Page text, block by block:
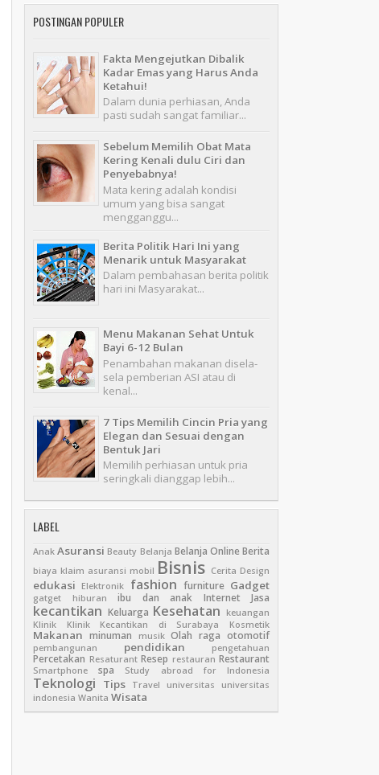
POSTINGAN POPULER
Fakta Mengejutkan Dibalik
Kadar Emas yang Harus Anda
Ketahui!
Dalam dunia perhiasan, Anda
pasti sudah sangat familiar...
Sebelum Memilih Obat Mata
Kering Kenali dulu Ciri dan
Penyebabnya!
Mata kering adalah kondisi
umum yang bisa sangat
mengganggu...
Berita Politik Hari Ini yang
Menarik untuk Masyarakat
Dalam pembahasan berita politik
hari ini Masyarakat...
Menu Makanan Sehat Untuk
Bayi 6-12 Bulan
Penambahan makanan disela-
sela pemberian ASI atau di
kenal...
7 Tips Memilih Cincin Pria yang
Elegan dan Sesuai dengan
Bentuk Jari
Memilih perhiasan untuk pria
seringkali dianggap lebih...
LABEL
Anak Asuransi Beauty Belanja Belanja Online Berita
biaya klaim asuransi mobil Bisnis Cerita Design
edukasi Elektronik fashion furniture Gadget
gatget hiburan ibu dan anak Internet Jasa
kecantikan Keluarga Kesehatan
keuangan
Klinik
Klinik Kecantikan di Surabaya Kosmetik
Makanan minuman musik Olah raga otomotif
pembangunan pendidikan pengetahuan
Percetakan Resaturant Resep restauran Restaurant
Smartphone spa Study abroad for Indonesia
Teknologi Tips Travel universitas
universitas
indonesia Wanita Wisata